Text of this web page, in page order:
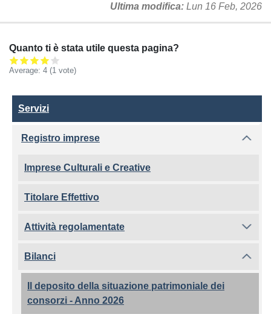
Ultima modifica Lun 16 Feb, 2026
Quanto ti è stata utile questa pagina?
Average: 4 (1 vote)
Servizi
Servizi
Registro imprese
Imprese Culturali e Creative
Titolare Effettivo
Attività regolamentate
Bilanci
Il deposito della situazione patrimoniale dei
consorzi - Anno 2026